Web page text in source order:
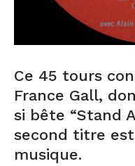
Ce 45 tours
France Gall,
si bête “Stand
second titre
musique.